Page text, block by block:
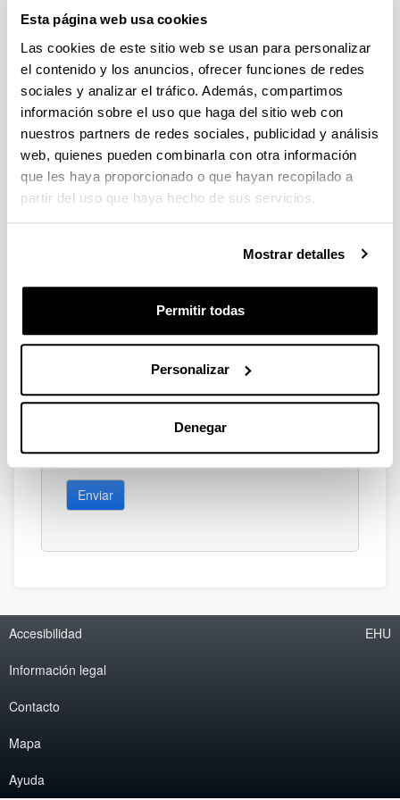
Esta página web usa cookies
Las cookies de este sitio web se usan para personalizar
el contenido y los anuncios, ofrecer funciones de redes
sociales y analizar el tráfico. Además, compartimos
información sobre el uso que haga del sitio web con
nuestros partners de redes sociales, publicidad y análisis
web, quienes pueden combinarla con otra información
que les haya proporcionado o que hayan recopilado a
partir del uso que haya hecho de sus servicios.
Mostrar detalles
Permitir todas
Personalizar
Denegar
Sugerencias y solicitudes
Escriba aquí su sugerencia o solicitud
Indica campos obligatorios
Enviar
Accesibilidad
Información legal
Contacto
Mapa
Ayuda
EHU